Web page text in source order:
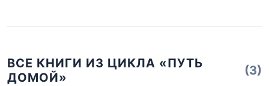
ВСЕ КНИГИ ИЗ ЦИКЛА «ПУТЬ
ДОМОЙ»
(3)